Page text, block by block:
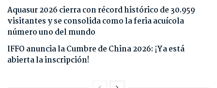
Aquasur 2026 cierra con récord histórico de 30.959
visitantes y se consolida como la feria acuícola
número uno del mundo
IFFO anuncia la Cumbre de China 2026: ¡Ya está
abierta la inscripción!